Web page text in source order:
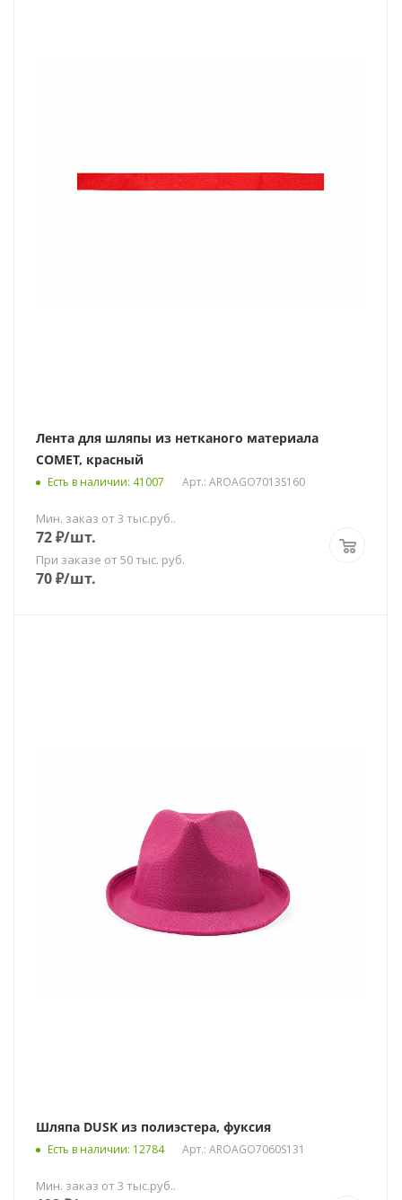
Лента для шляпы из нетканого материала
COMET, красный
Есть в наличии: 41007 Арт.: AROAGO7013S160
Мин. заказ от 3 тыс.руб..
72₽/шт.
При заказе от 50 тыс. руб.
70₽/шт.
Шляпа DUSK из полиэстера, фуксия
Есть в наличии: 12784 Арт.: AROAGO7060S131
Мин. заказ от 3 тыс.руб..